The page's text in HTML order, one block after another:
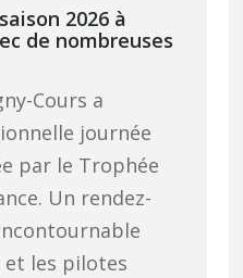
2026 à
de nombreuses
Cours a
journée
par le Trophée
Un rendez-
et les pilotes